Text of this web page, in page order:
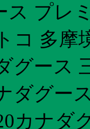
ス プレ
コ 多
グース
ダグー
カナダ